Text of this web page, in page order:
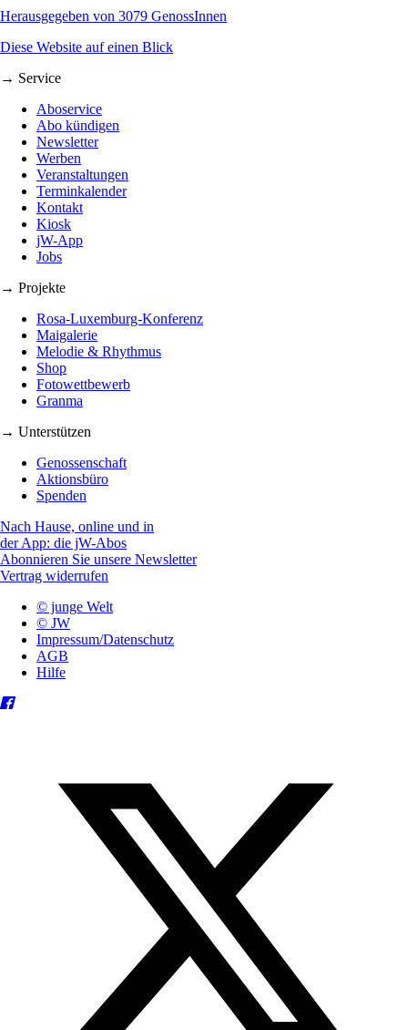
Herausgegeben von 3079 GenossInnen
Diese Website auf einen Blick
→ Service
Aboservice
Abo kündigen
Newsletter
Werben
Veranstaltungen
Terminkalender
Kontakt
Kiosk
jW-App
Jobs
→ Projekte
Rosa-Luxemburg-Konferenz
Maigalerie
Melodie & Rhythmus
Shop
Fotowettbewerb
Granma
→ Unterstützen
Genossenschaft
Aktionsbüro
Spenden
Nach Hause, online und in
der App: die jW-Abos
Abonnieren Sie unsere Newsletter
Vertrag widerrufen
© junge Welt
© JW
Impressum/Datenschutz
AGB
Hilfe